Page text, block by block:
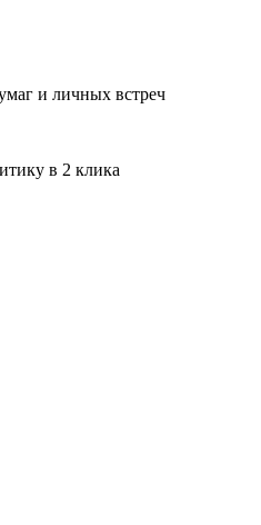
и личных встреч
в 2 клика